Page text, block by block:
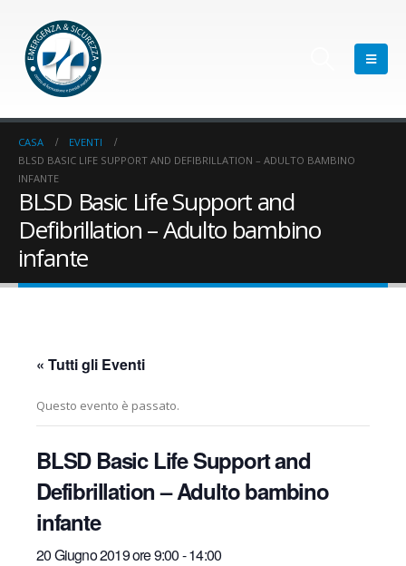
CASA
EVENTI
BLSD BASIC LIFE SUPPORT AND DEFIBRILLATION – ADULTO BAMBINO
INFANTE
BLSD Basic Life Support and
Defibrillation – Adulto bambino
infante
« Tutti gli Eventi
Questo evento è passato.
BLSD Basic Life Support and
Defibrillation – Adulto bambino
infante
20 Giugno 2019 ore 9:00-14:00